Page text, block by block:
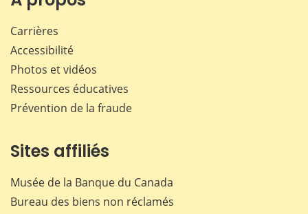
Carrières
Accessibilité
Photos et vidéos
Ressources éducatives
Prévention de la fraude
Sites affiliés
Musée de la Banque du Canada
Bureau des biens non réclamés